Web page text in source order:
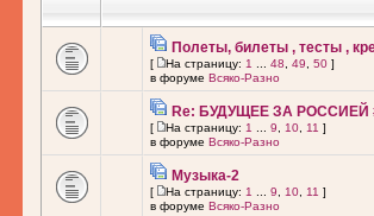
Полеты, билеты , тесты ,
[ На страницу: 1 48 49 50 ]
в форуме Всяко-Разно
Re: БУДУЩЕЕ ЗА РОССИЕЙ
[ На страницу: 1 9 10 11 ]
в форуме Всяко-Разно
Музыка-2
[ На страницу: 1 9 10 11 ]
в форуме Всяко-Разно